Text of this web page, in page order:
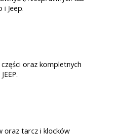
Jeep.
oraz kompletnych
oraz tarcz i klocków